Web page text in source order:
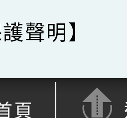
聲明】
頁